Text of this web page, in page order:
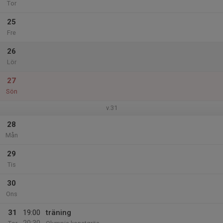
Tor
25
Fre
26
Lör
27
Sön
v.31
28
Mån
29
Tis
30
Ons
31
19:00
träning